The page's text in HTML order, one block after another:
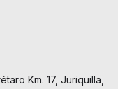
Km. 17, Juriquilla,